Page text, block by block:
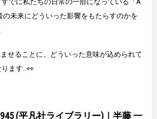
の未来にどういった影響をもたらすのかを
せることに、どういった意味が込められて
ます…👀
(平凡社ライブラリー)｜半藤 一